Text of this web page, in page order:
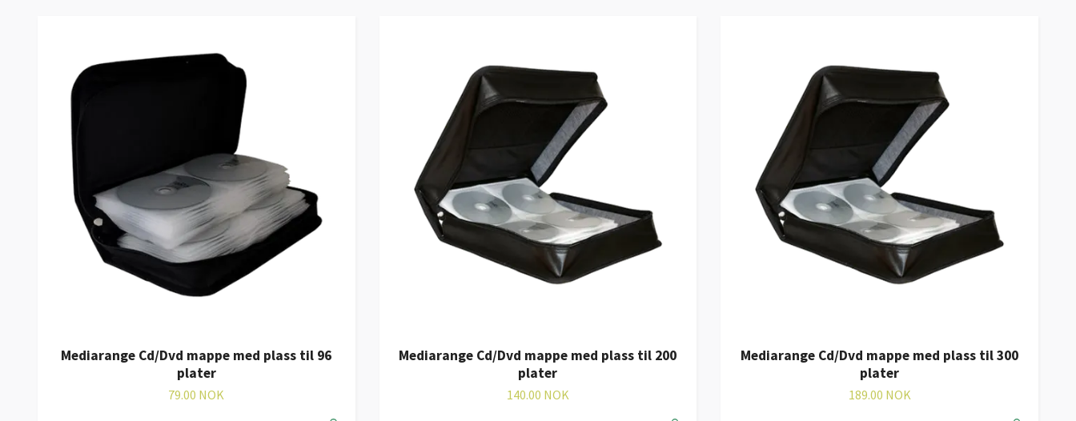
Mediarange Cd/Dvd mappe med plass til 96
plater
79.00 NOK
Mediarange Cd/Dvd mappe med plass til 200
plater
140.00 NOK
Mediarange Cd/Dvd mappe med plass til 300
plater
189.00 NOK